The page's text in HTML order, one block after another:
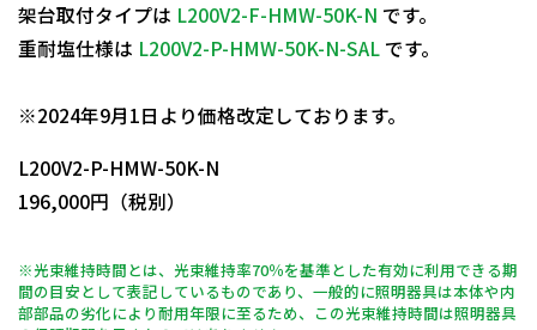
架台取付タイプは L200V2-F-HMW-50K-N です。
重耐塩仕様は L200V2-P-HMW-50K-N-SAL です。
※2024年9月1日より価格改定しております。
L200V2-P-HMW-50K-N
196,000円（税別）
※光束維持時間とは、光束維持率70％を基準とした有効に利用できる期
間の目安として表記しているものであり、一般的に照明器具は本体や内
部部品の劣化により耐用年限に至るため、この光束維持時間は照明器具